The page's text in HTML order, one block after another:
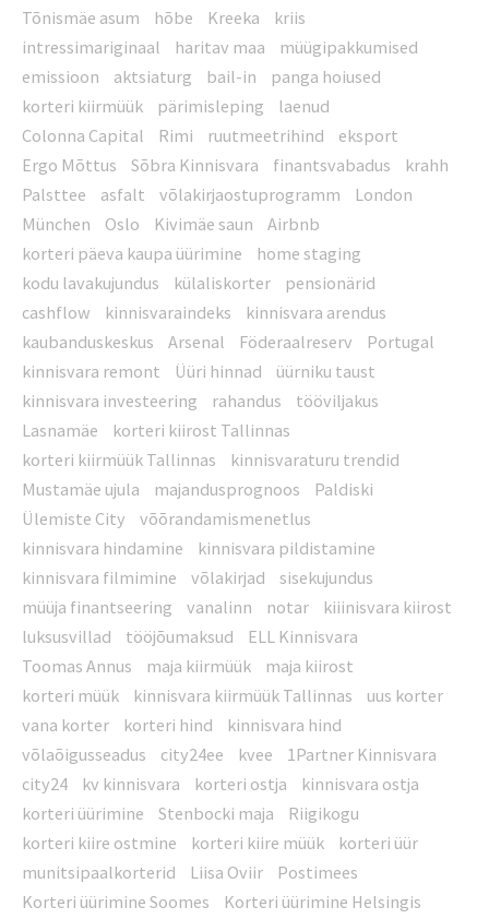
Tõnismäe asum
hõbe Kreeka
kriis
intressimariginaal
haritav maa
müügipakkumised
emissioon
aktsiaturg bail-in
panga hoiused
korteri kiirmüük
pärimisleping
laenud
Colonna Capital
Rimi ruutmeetrihind
eksport
Ergo Mõttus
Sõbra Kinnisvara finantsvabadus
krahh
Palsttee
asfalt võlakirjaostuprogramm
London
München
Oslo Kivimäe saun
Airbnb
korteri päeva kaupa üürimine
home staging
kodu lavakujundus
külaliskorter
pensionärid
cashflow
kinnisvaraindeks
kinnisvara arendus
kaubanduskeskus
Arsenal Föderaalreserv
Portugal
kinnisvara remont
Üüri hinnad
üürniku taust
kinnisvara investeering
rahandus
tööviljakus
Lasnamäe
korteri kiirost Tallinnas
korteri kiirmüük Tallinnas
kinnisvaraturu trendid
Mustamäe ujula
majandusprognoos
Paldiski
Ülemiste City
võõrandamismenetlus
kinnisvara hindamine
kinnisvara pildistamine
kinnisvara filmimine
võlakirjad
sisekujundus
müüja finantseering
vanalinn notar
kiiinisvara kiirost
luksusvillad
tööjõumaksud
ELL Kinnisvara
Toomas Annus
maja kiirmüük
maja kiirost
korteri müük
kinnisvara kiirmüük Tallinnas
uus korter
vana korter
korteri hind
kinnisvara hind
võlaõigusseadus
city24ee kvee
1Partner Kinnisvara
city24
kv kinnisvara korteri ostja
kinnisvara ostja
korteri üürimine
Stenbocki maja
Riigikogu
korteri kiire ostmine
korteri kiire müük
korteri üür
munitsipaalkorterid
Liisa Oviir
Postimees
Korteri üürimine Soomes
Korteri üürimine Helsingis